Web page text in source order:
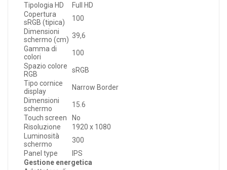
Tipologia HD
Full HD
Copertura
sRGB (tipica)
100
Dimensioni
schermo (cm) 39,6
Gamma di
colori
100
Spazio colore
RGB
sRGB
Tipo cornice
display
Narrow Border
Dimensioni
schermo
15.6
Touch screen
No
Risoluzione
1920 x 1080
Luminosità
schermo
300
Panel type
IPS
Gestione energetica